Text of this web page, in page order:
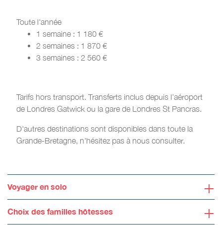
Toute l'année
1 semaine : 1 180 €
2 semaines : 1 870 €
3 semaines : 2 560 €
Tarifs hors transport. Transferts inclus depuis l’aéroport
de Londres Gatwick ou la gare de Londres St Pancras.
D'autres destinations sont disponibles dans toute la
Grande-Bretagne, n'hésitez pas à nous consulter.
Voyager en solo +
Choix des familles hôtesses +